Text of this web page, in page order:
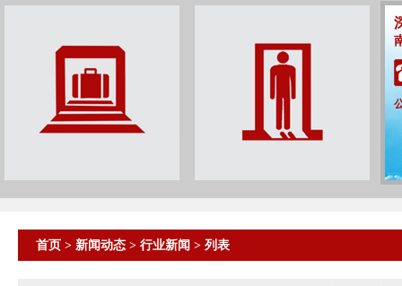
首页 > 新闻动态 > 行业新闻 > 列表